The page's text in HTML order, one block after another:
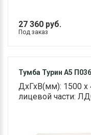
27 360 руб.
Под заказ
Тумба Турин А5
ДхГхВ(мм): 1500 х
лицевой части: